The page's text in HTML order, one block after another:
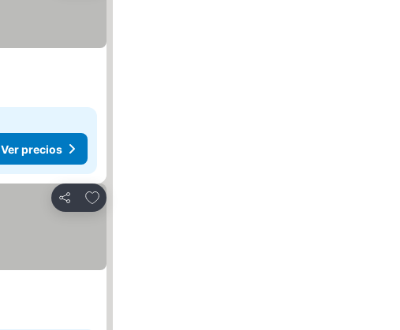
Ver precios
Compartir
Agregar a favoritos